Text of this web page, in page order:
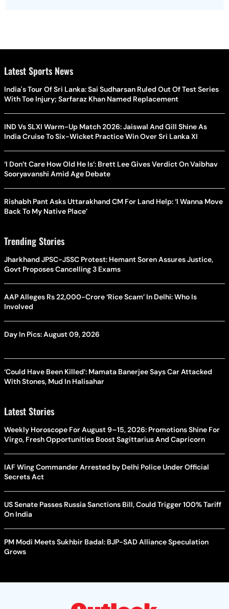
Latest Sports News
India's Tour Of Sri Lanka: Sai Sudharsan Ruled Out Of Test Series
With Toe Injury; Sarfaraz Khan Named Replacement
IND Vs SLXI Warm-Up Match 2026: Jaiswal And Gill Shine As
India Cruise To Six-Wicket Practice Win Over Sri Lanka XI
‘I Don’t Care How Old He Is’: Brett Lee Gives Verdict On Vaibhav
Sooryavanshi Amid Age Debate
Rishabh Pant Asks Uttarakhand CM For Land Help: ‘I Wanna Move
Back To My Native Place’
Trending Stories
Jharkhand JPSC-JSSC Protest: Hemant Soren Assures Justice,
Govt Proposes Cancelling 3 Exams
AAP Alleges Rs 22,000-Crore ‘Rice Scam’ In Delhi: Who Is
Involved
Day In Pics: August 09, 2026
‘Could Have Been Killed’: Mamata Banerjee Says Car Attacked
With Stones, Mud In Halisahar
Latest Stories
Weekly Horoscope For August 9–15, 2026: Promotions Shine For
Virgo, Fresh Opportunities Boost Sagittarius And Capricorn
IAF Wing Commander Arrested by Delhi Police Under Official
Secrets Act
US Senate Passes Russia Sanctions Bill, Could Trigger 100% Tariff
On India
PM Modi Meets Sukhbir Badal: BJP-SAD Alliance Speculation
Grows